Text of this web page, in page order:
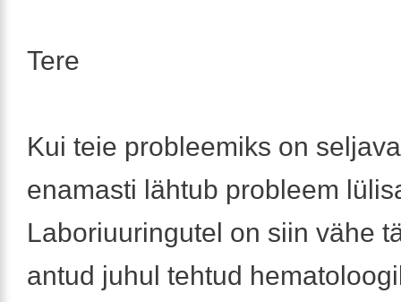
Tere
Kui teie probleemiks on
enamasti lähtub probleem
Laboriuuringutel on siin vähe
antud juhul tehtud